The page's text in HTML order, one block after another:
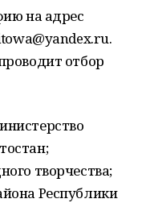
на адрес
отбор
творчества;
Республики